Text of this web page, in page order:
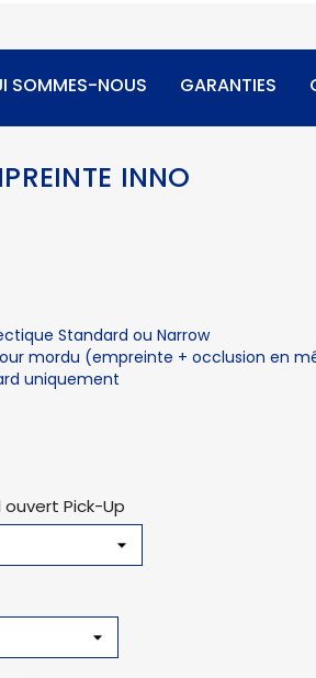
SOMMES-NOUS GARANTIES
INNO
Standard ou Narrow
mordu (empreinte + occlusion en
uniquement
Pick-Up